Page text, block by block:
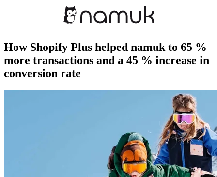
How Shopify Plus helped namuk to 65 %
more transactions and a 45 % increase in
conversion rate